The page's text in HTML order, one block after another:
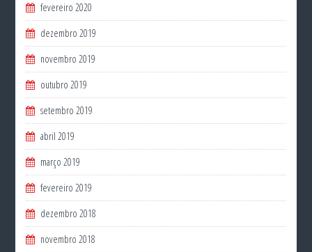
fevereiro 2020
dezembro 2019
novembro 2019
outubro 2019
setembro 2019
abril 2019
março 2019
fevereiro 2019
dezembro 2018
novembro 2018